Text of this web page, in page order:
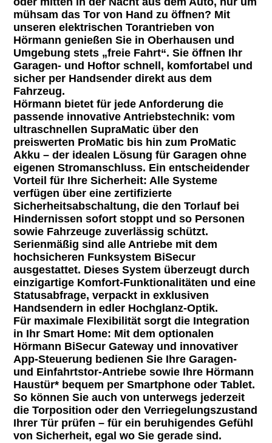
mühsam das Tor von Hand zu öffnen? Mit
unserenelektrischen Torantrieben von
Hörmann genießen Sie in Oberhausen und
Umgebung stets „freie Fahrt“. Sie öffnen Ihr
Garagen- und Hoftor schnell, komfortabel und
sicher per Handsender direkt aus dem
Fahrzeug.
Hörmann bietet für jede Anforderung die
passende innovative Antriebstechnik: vom
ultraschnellenSupraMatic über den
preiswerten ProMatic bis hin zum ProMatic
Akku – der idealen Lösung für Garagen ohne
eigenen Stromanschluss. Ein entscheidender
Vorteil für Ihre Sicherheit: Alle Systeme
verfügen über einezertifizierte
Sicherheitsabschaltung, die den Torlauf bei
Hindernissen sofort stoppt und so Personen
sowie Fahrzeuge zuverlässig schützt.
Serienmäßig sind alle Antriebe mit dem
hochsicheren Funksystem BiSecur
ausgestattet. Dieses System überzeugt durch
einzigartige Komfort-Funktionalitäten und eine
Statusabfrage, verpackt in exklusiven
Handsendern in edler Hochglanz-Optik.
Für maximale Flexibilität sorgt die Integration
in Ihr Smart Home: Mit dem optionalen
Hörmann BiSecur Gateway und innovativer
App-Steuerung bedienen Sie Ihre Garagen-
und Einfahrtstor-Antriebe sowie Ihre Hörmann
Haustür* bequem per Smartphone oder Tablet.
So können Sie auch von unterwegs jederzeit
die Torposition oder den Verriegelungszustand
Ihrer Tür prüfen – für ein beruhigendes Gefühl
von Sicherheit, egal wo Sie gerade sind.